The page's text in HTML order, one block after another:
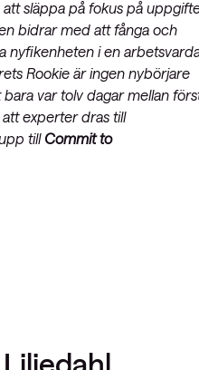
släppa på fokus på
bidrar med att fånga och
nyfikenheten i en
Rookie är ingen nybörjare
var tolv dagar mellan
experter dras till
till Commit to